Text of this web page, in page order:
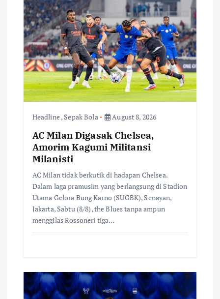
g
a
t
Headline, Sepak Bola August 8, 2026
AC Milan Digasak Chelsea,
Amorim Kagumi Militansi
Milanisti
AC Milan tidak berkutik di hadapan Chelsea.
Dalam laga pramusim yang berlangsung di Stadion
Utama Gelora Bung Karno (SUGBK), Senayan,
Jakarta, Sabtu (8/8), the Blues tanpa ampun
menggilas Rossoneri tiga…